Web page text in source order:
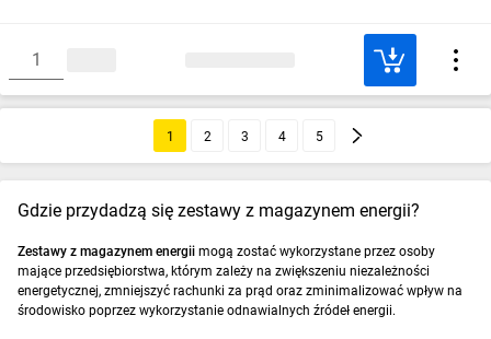
1 2 3 4 5
Gdzie przydadzą się zestawy z magazynem energii?
Zestawy z magazynem energii mogą zostać wykorzystane przez osoby
mające przedsiębiorstwa, którym zależy na zwiększeniu niezależności
energetycznej, zmniejszyć rachunki za prąd oraz zminimalizować wpływ na
środowisko poprzez wykorzystanie odnawialnych źródeł energii.